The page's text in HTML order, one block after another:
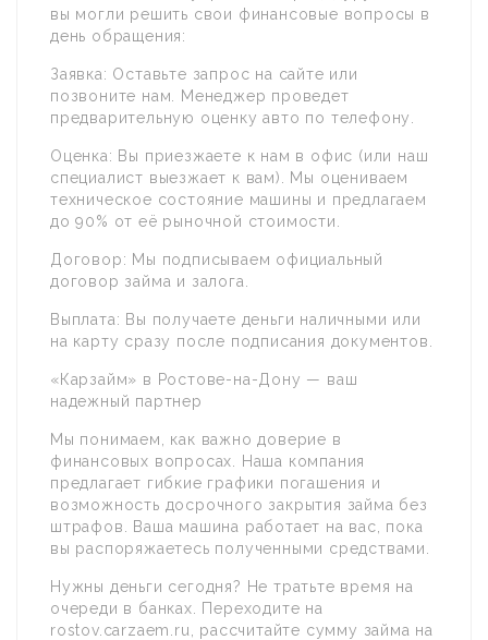
вы могли решить свои финансовые вопросы в
день обращения:
Заявка: Оставьте запрос на сайте или
позвоните нам. Менеджер проведет
предварительную оценку авто по телефону.
Оценка: Вы приезжаете к нам в офис (или наш
специалист выезжает к вам). Мы оцениваем
техническое состояние машины и предлагаем
до 90% от её рыночной стоимости.
Договор: Мы подписываем официальный
договор займа и залога.
Выплата: Вы получаете деньги наличными или
на карту сразу после подписания документов.
«Карзайм» в Ростове-на-Дону — ваш
надежный партнер
Мы понимаем, как важно доверие в
финансовых вопросах. Наша компания
предлагает гибкие графики погашения и
возможность досрочного закрытия займа без
штрафов. Ваша машина работает на вас, пока
вы распоряжаетесь полученными средствами.
Нужны деньги сегодня? Не тратьте время на
очереди в банках. Переходите на
rostov.carzaem.ru, рассчитайте сумму займа на